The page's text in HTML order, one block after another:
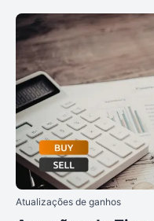
Atualizações de ganhos